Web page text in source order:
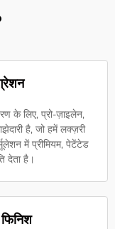
के लिए, प्रो-ज़ाइलेन,
है, जो हमें लक्ज़री
में प्रीमियम, पेटेंटेड
देता है।